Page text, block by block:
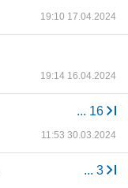
19:10 17.04.2024
19:14 16.04.2024
... 16
11:53 30.03.2024
... 3